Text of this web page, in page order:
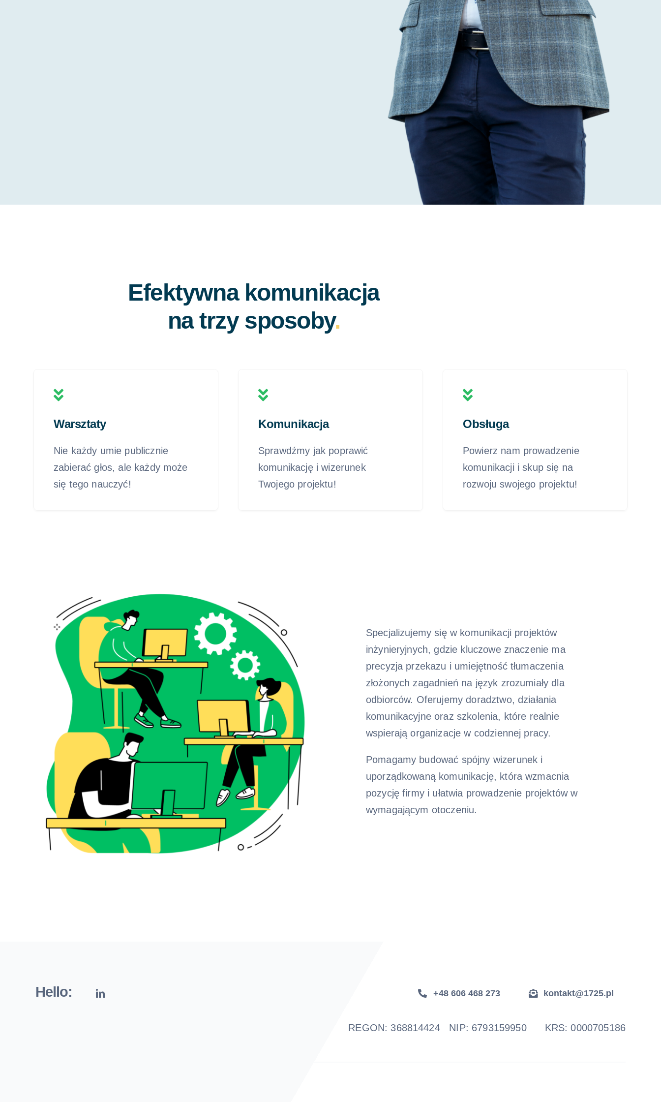
Efektywna komunikacja
na trzy sposoby.
Warsztaty
Nie każdy umie publicznie
zabierać głos, ale każdy może
się tego nauczyć!
Komunikacja
Sprawdźmy jak poprawić
komunikację i wizerunek
Twojego projektu!
Obsługa
Powierz nam prowadzenie
komunikacji i skup się na
rozwoju swojego projektu!
Specjalizujemy się w komunikacji projektów
inżynieryjnych, gdzie kluczowe znaczenie ma
precyzja przekazu i umiejętność tłumaczenia
złożonych zagadnień na język zrozumiały dla
odbiorców. Oferujemy doradztwo, działania
komunikacyjne oraz szkolenia, które realnie
wspierają organizacje w codziennej pracy.
Pomagamy budować spójny wizerunek i
uporządkowaną komunikację, która wzmacnia
pozycję firmy i ułatwia prowadzenie projektów w
wymagającym otoczeniu.
Hello: +48 606 468 273 kontakt@1725.pl
REGON: 368814424 NIP: 6793159950 KRS: 0000705186